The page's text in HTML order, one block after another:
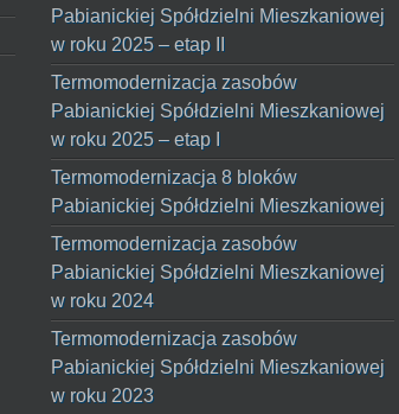
Pabianickiej Spółdzielni Mieszkaniowej
w roku 2025 – etap II
Termomodernizacja zasobów
Pabianickiej Spółdzielni Mieszkaniowej
w roku 2025 – etap I
Termomodernizacja 8 bloków
Pabianickiej Spółdzielni Mieszkaniowej
Termomodernizacja zasobów
Pabianickiej Spółdzielni Mieszkaniowej
w roku 2024
Termomodernizacja zasobów
Pabianickiej Spółdzielni Mieszkaniowej
w roku 2023